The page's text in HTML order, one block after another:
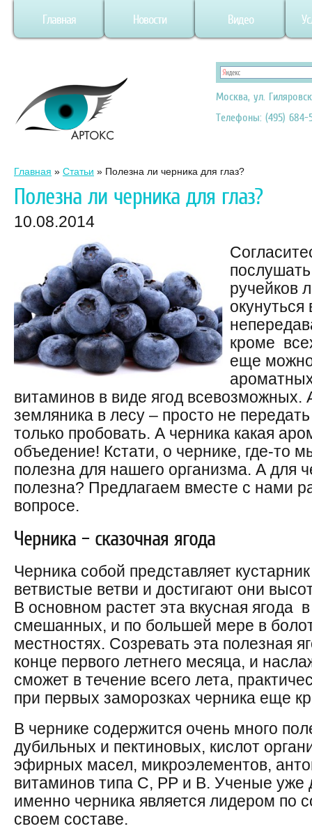
Главная Новости Видео
Москва, ул.
Телефоны: (495) 684-
Главная » Статьи » Полезна ли черника для глаз?
Полезна ли черника для глаз?
10.08.2014
ручейков
кроме
еще можно
витаминов в виде ягод всевозможных.
земляника в лесу – просто не
только пробовать. А черника какая
объедение! Кстати, о чернике, где-то
полезна для нашего организма. А для
полезна? Предлагаем вместе с нами
вопросе.
Черника – сказочная ягода
Черника собой представляет
ветвистые ветви и достигают они
В основном растет эта вкусная ягода
смешанных, и по большей мере в
местностях. Созревать эта полезная
конце первого летнего месяца, и
сможет в течение всего лета,
при первых заморозках черника еще
В чернике содержится очень много
дубильных и пектиновых, кислот
эфирных масел, микроэлементов,
витаминов типа С, РР и В. Ученые уже
именно черника является лидером по
своем составе.